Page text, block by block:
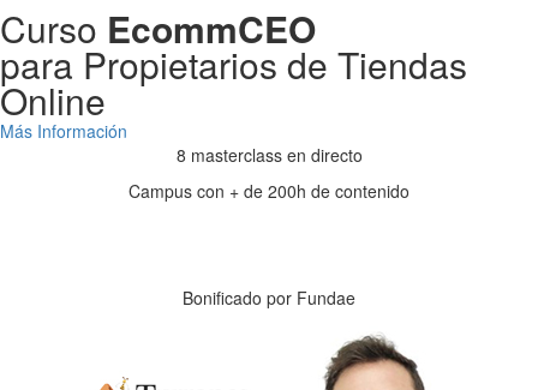
Curso EcommCEO
para Propietarios de Tiendas
Online
Más Información
8 masterclass en directo
Campus con + de 200h de contenido
Bonificado por Fundae